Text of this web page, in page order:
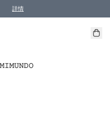
詳情
售完即止
有限 售完即止♫
以上85 折；買6件或以上8 折
HKD 260.00
HKD 360.00
HKD 180.00
HKD 320.00
或以上9 折；買6件或以上85 折；買8件
；買4件或以上減HKD 32.00；買6
或以上9 折；買8件或以上85 折；買12
用於 特定的送貨方式 )
𝙼𝙸𝙼𝚄𝙽𝙳𝙾